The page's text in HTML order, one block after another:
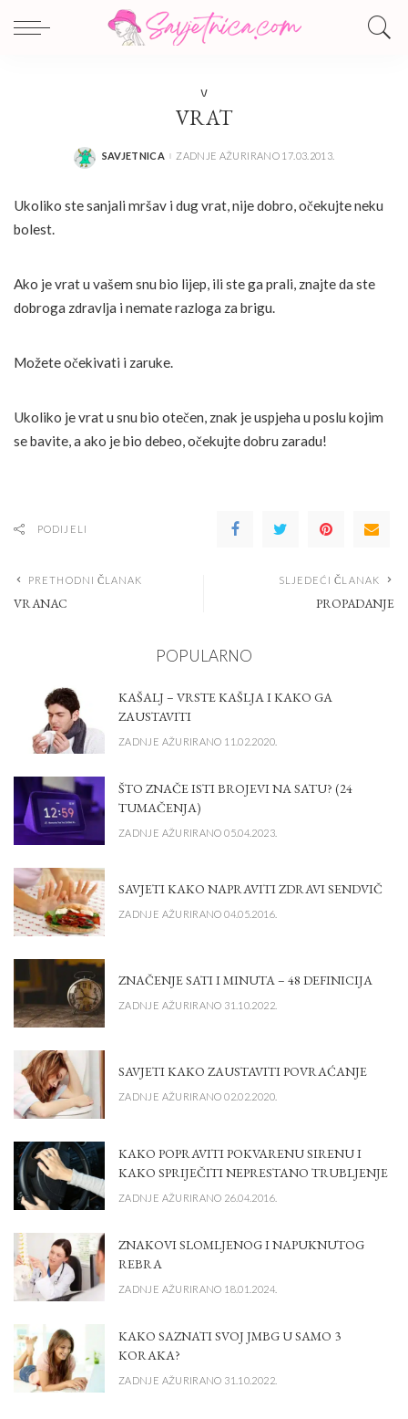
V
VRAT
POSTED
SAVJETNICA ZADNJE AŽURIRANO 17.03.2013.
Ukoliko ste sanjali mršav i dug vrat, nije dobro, očekujte neku
bolest.
Ako je vrat u vašem snu bio lijep, ili ste ga prali, znajte da ste
dobroga zdravlja i nemate razloga za brigu.
Možete očekivati i zaruke.
Ukoliko je vrat u snu bio otečen, znak je uspjeha u poslu kojim
se bavite, a ako je bio debeo, očekujte dobru zaradu!
PODIJELI
PRETHODNI ČLANAK
VRANAC
SLJEDEĆI ČLANAK
PROPADANJE
POPULARNO
KAŠALJ – VRSTE KAŠLJA I KAKO GA
ZAUSTAVITI
ZADNJE AŽURIRANO 11.02.2020.
ŠTO ZNAČE ISTI BROJEVI NA SATU? (24
TUMAČENJA)
ZADNJE AŽURIRANO 05.04.2023.
SAVJETI KAKO NAPRAVITI ZDRAVI SENDVIČ
ZADNJE AŽURIRANO 04.05.2016.
ZNAČENJE SATI I MINUTA – 48 DEFINICIJA
ZADNJE AŽURIRANO 31.10.2022.
SAVJETI KAKO ZAUSTAVITI POVRAĆANJE
ZADNJE AŽURIRANO 02.02.2020.
KAKO POPRAVITI POKVARENU SIRENU I
KAKO SPRIJEČITI NEPRESTANO TRUBLJENJE
ZADNJE AŽURIRANO 26.04.2016.
ZNAKOVI SLOMLJENOG I NAPUKNUTOG
REBRA
ZADNJE AŽURIRANO 18.01.2024.
KAKO SAZNATI SVOJ JMBG U SAMO 3
KORAKA?
ZADNJE AŽURIRANO 31.10.2022.